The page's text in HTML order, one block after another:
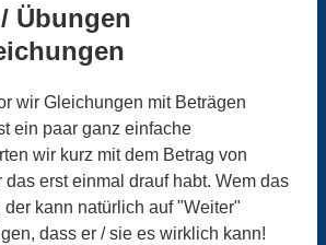
Übungen
wir Gleichungen mit Beträgen
ein paar ganz einfache
wir kurz mit dem Betrag von
erst einmal drauf habt. Wem das
kann natürlich auf "Weiter"
dass er / sie es wirklich kann!